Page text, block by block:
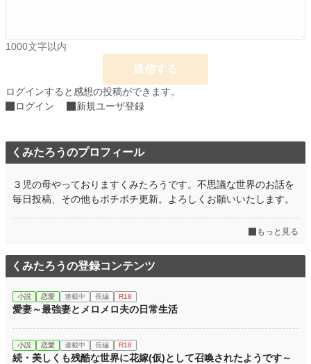
年間ポイント 5,187 pt (45,162 位)
14,105 pt (83,473 位)
1000文字以内
送信する
ログインすると感想の投稿ができます。
ログイン
新規ユーザ登録
くみたろうのプロフィール
３児の母やっておりますくみたろうです。不思議な世界のお話を
毎日投稿、その他もボチボチ更新。よろしくお願いいたします。
もっと見る
くみたろうの登録コンテンツ
小説 恋愛 連載中 長編 R18
愛妻～最強妻とメロメロ夫の日常生活
小説 恋愛 連載中 長編 R18
続・美しくも残酷な世界に花嫁(仮)として召喚されたようです～